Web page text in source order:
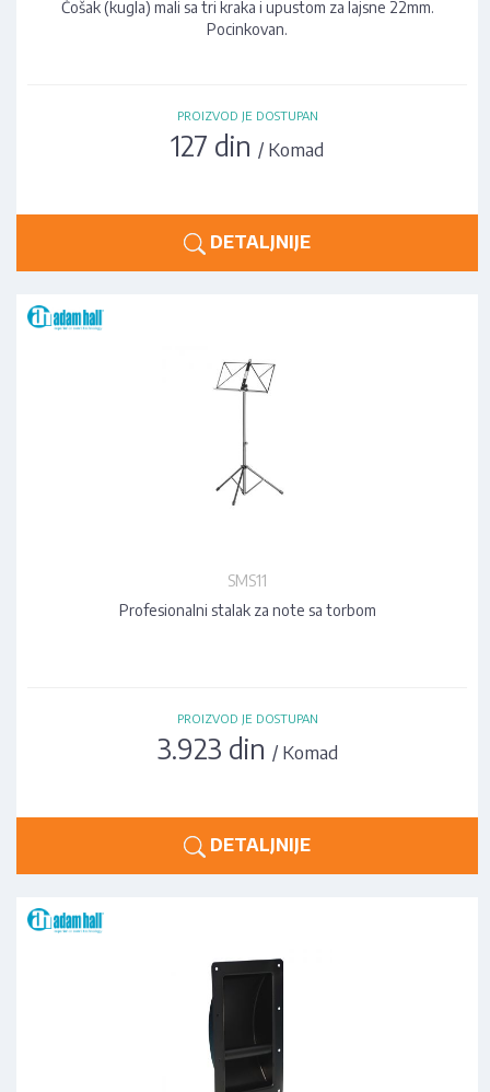
Ćošak (kugla) mali sa tri kraka i upustom za lajsne 22mm.
Pocinkovan.
PROIZVOD JE DOSTUPAN
127 din / Komad
DETALJNIJE
SMS11
Profesionalni stalak za note sa torbom
PROIZVOD JE DOSTUPAN
3.923 din / Komad
DETALJNIJE